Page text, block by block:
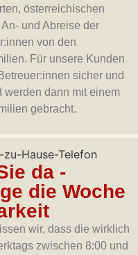
österreichischen
und Abreise der
von den
Für unsere Kunden
sicher und
werden dann mit einem
gebracht.
da -
die Woche
wir, dass die wirklich
zwischen 8:00 und